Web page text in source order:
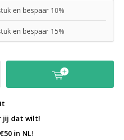
en bespaar 10%
en bespaar 15%
jij dat wilt!
in NL!